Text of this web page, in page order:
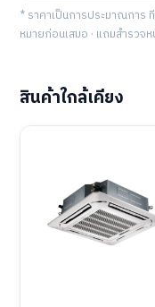
* ราคาเป็นการประมาณการ
หมายก่อนเสมอ · แถมสำรวจ
สินค้าใกล้เคียง